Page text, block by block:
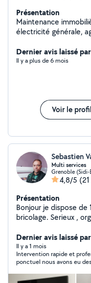
Présentation
Maintenance
électricité générale,
Dernier avis laissé
Il y a plus de 6 mois
Voir le profil
Sebastien
Multi services
Grenoble (Sidi-
4,8/5
Présentation
Bonjour je dispose de
bricolage. Serieux ,
fixation murale, petite
robinetterie, paroi de
luminaires, pose sol
demander.
Dernier avis laissé
Il y a 1 mois
Intervention rapide et
ponctuel nous avons eu
l'écoute et donne de